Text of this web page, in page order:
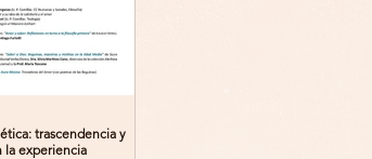
trascendencia y
la experiencia